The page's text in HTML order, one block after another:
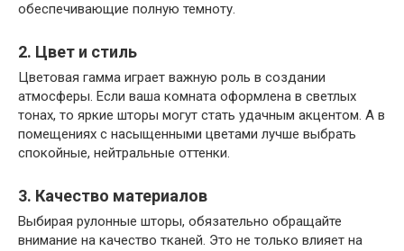
обеспечивающие полную темноту.
2. Цвет и стиль
Цветовая гамма играет важную роль в создании
атмосферы. Если ваша комната оформлена в светлых
тонах, то яркие шторы могут стать удачным акцентом. А в
помещениях с насыщенными цветами лучше выбрать
спокойные, нейтральные оттенки.
3. Качество материалов
Выбирая рулонные шторы, обязательно обращайте
внимание на качество тканей. Это не только влияет на